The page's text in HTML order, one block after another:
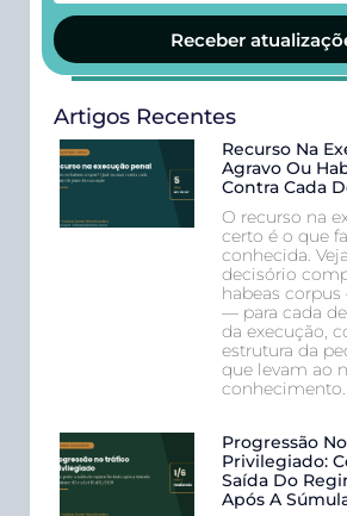
Receber
Artigos Recentes
Recurso Na
Agravo Ou
Contra Cada
O recurso na
certo é o que
conhecida.
decisório
habeas
— para cada
da execução,
estrutura da
que levam ao
conhecimento.
Progressão
Privilegiado:
Saída Do
Após A